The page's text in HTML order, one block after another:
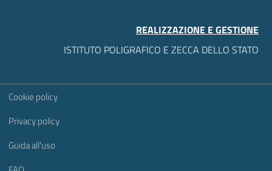
REALIZZAZIONE E GESTIONE
ISTITUTO POLIGRAFICO E ZECCA DELLO STATO
Sezione Link Utili
Cookie policy
Privacy policy
Guida all'uso